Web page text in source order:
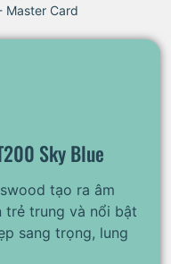
Master Card
Sky Blue
tạo ra âm
trẻ trung và nổi bật
sang trọng, lung